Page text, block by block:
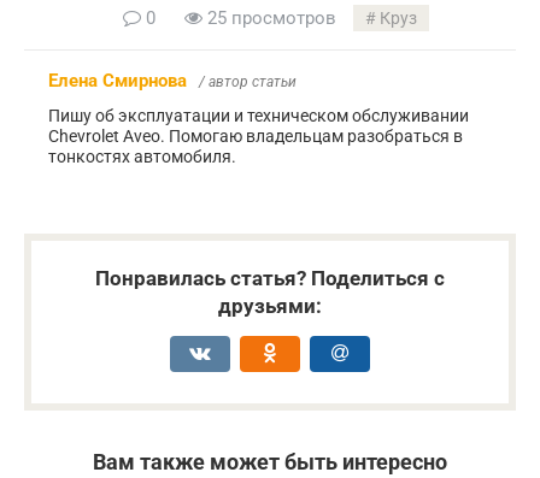
0 25 просмотров Круз
Елена Смирнова / автор статьи
Пишу об эксплуатации и техническом обслуживании
Chevrolet Aveo. Помогаю владельцам разобраться в
тонкостях автомобиля.
Понравилась статья? Поделиться с
друзьями:
Вам также может быть интересно